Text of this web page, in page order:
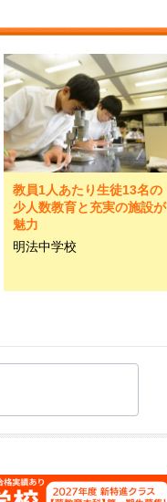
教員1人あたり生徒13名の
少人数教育と充実の施設が
魅力
明法中学校